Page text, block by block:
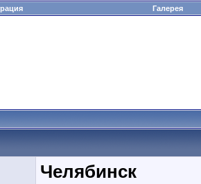
Галерея
Челябинск